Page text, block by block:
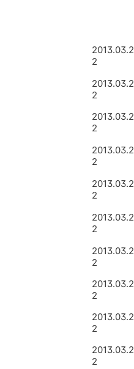
2013.03.2
2
2013.03.2
2
2013.03.2
2
2013.03.2
2
2013.03.2
2
2013.03.2
2
2013.03.2
2
2013.03.2
2
2013.03.2
2
2013.03.2
2